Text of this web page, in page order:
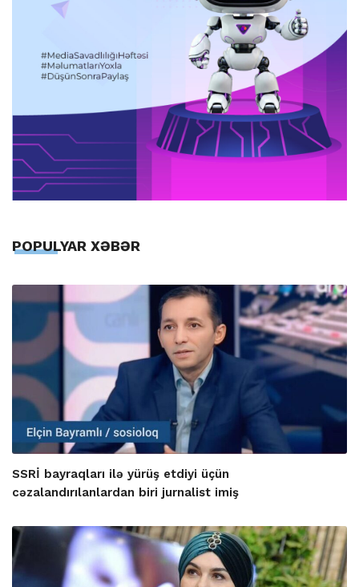
POPULYAR XƏBƏR
SSRİ bayraqları ilə yürüş etdiyi üçün
cəzalandırılanlardan biri jurnalist imiş